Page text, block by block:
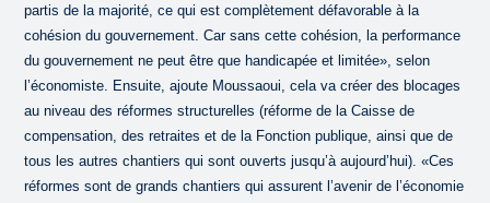
partis de la majorité, ce qui est complètement défavorable à la
cohésion du gouvernement. Car sans cette cohésion, la performance
du gouvernement ne peut être que handicapée et limitée», selon
l’économiste. Ensuite, ajoute Moussaoui, cela va créer des blocages
au niveau des réformes structurelles (réforme de la Caisse de
compensation, des retraites et de la Fonction publique, ainsi que de
tous les autres chantiers qui sont ouverts jusqu’à aujourd’hui). «Ces
réformes sont de grands chantiers qui assurent l’avenir de l’économie